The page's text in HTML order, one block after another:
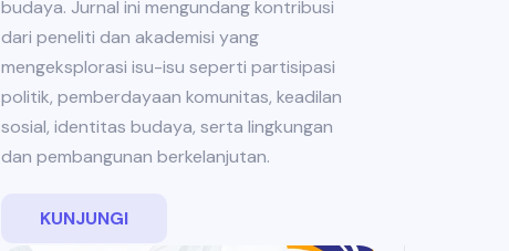
budaya. Jurnal ini mengundang kontribusi
dari peneliti dan akademisi yang
mengeksplorasi isu-isu seperti partisipasi
politik, pemberdayaan komunitas, keadilan
sosial, identitas budaya, serta lingkungan
dan pembangunan berkelanjutan.
KUNJUNGI